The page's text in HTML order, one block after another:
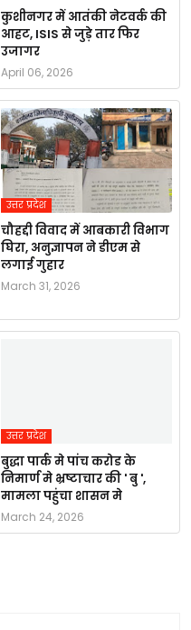
कुशीनगर में आतंकी नेटवर्क की
आहट, ISIS से जुड़े तार फिर
उजागर
April 06, 2026
उत्तर प्रदेश
चौहद्दी विवाद में आबकारी विभाग
घिरा, अनुज्ञापन ने डीएम से
लगाई गुहार
March 31, 2026
उत्तर प्रदेश
बुद्धा पार्क मे पांच करोड के
निमार्ण मे भ्रष्टाचार की ' बु ',
मामला पहुंचा शासन मे
March 24, 2026